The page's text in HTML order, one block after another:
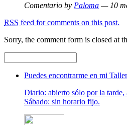
Comentario by Paloma — 10
RSS feed for comments on this post.
Sorry, the comment form is closed at
Puedes encontrarme en mi
Diario: abierto sólo por la tarde,
Sábado: sin horario fijo.